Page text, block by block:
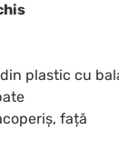
plastic cu
față